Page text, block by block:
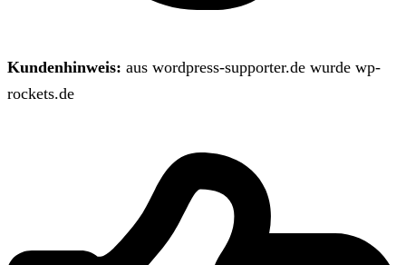
Kundenhinweis: aus wordpress-supporter.de wurde wp-
rockets.de